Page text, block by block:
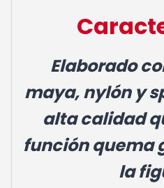
Elaborado
maya, nylón y
alta calidad
función quema
la